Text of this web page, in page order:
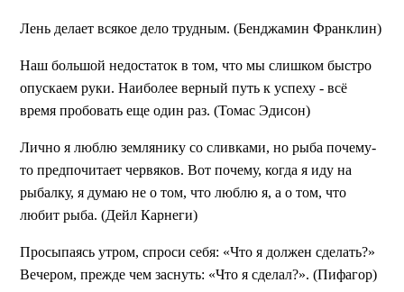
Лень делает всякое дело трудным. (Бенджамин Франклин)
Наш большой недостаток в том, что мы слишком быстро
опускаем руки. Наиболее верный путь к успеху - всё
время пробовать еще один раз. (Томас Эдисон)
Лично я люблю землянику со сливками, но рыба почему-
то предпочитает червяков. Вот почему, когда я иду на
рыбалку, я думаю не о том, что люблю я, а о том, что
любит рыба. (Дейл Карнеги)
Просыпаясь утром, спроси себя: «Что я должен сделать?»
Вечером, прежде чем заснуть: «Что я сделал?». (Пифагор)